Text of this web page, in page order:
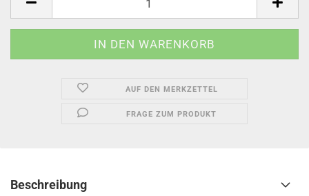
AUF DEN MERKZETTEL
FRAGE ZUM PRODUKT
Beschreibung